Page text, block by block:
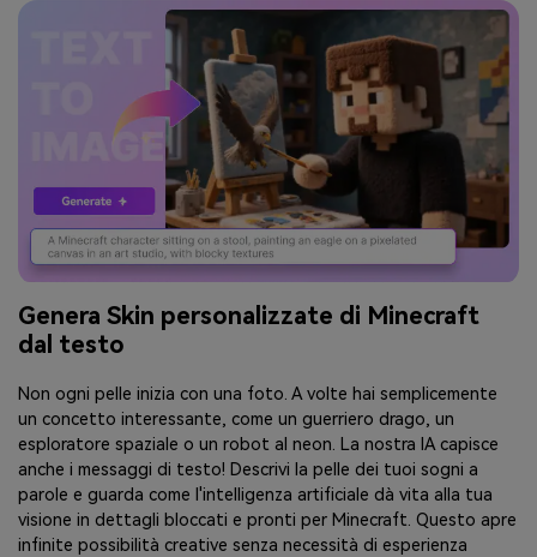
Genera Skin personalizzate di Minecraft
dal testo
Non ogni pelle inizia con una foto. A volte hai semplicemente
un concetto interessante, come un guerriero drago, un
esploratore spaziale o un robot al neon. La nostra IA capisce
anche i messaggi di testo! Descrivi la pelle dei tuoi sogni a
parole e guarda come l'intelligenza artificiale dà vita alla tua
visione in dettagli bloccati e pronti per Minecraft. Questo apre
infinite possibilità creative senza necessità di esperienza